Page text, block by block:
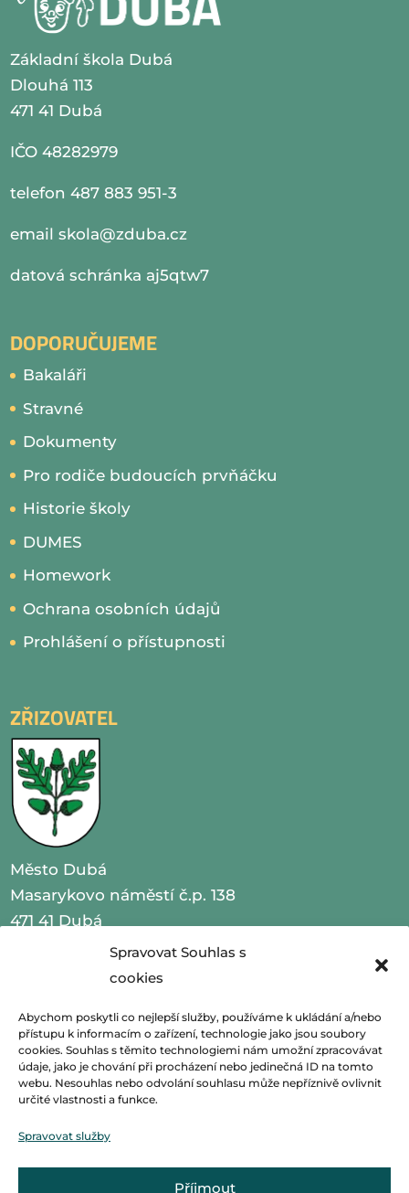
Spravovat Souhlas s
cookies
Abychom poskytli co nejlepší služby, používáme k ukládání a/nebo
přístupu k informacím o zařízení, technologie jako jsou soubory
cookies. Souhlas s těmito technologiemi nám umožní zpracovávat
údaje, jako je chování při procházení nebo jedinečná ID na tomto
webu. Nesouhlas nebo odvolání souhlasu může nepříznivě ovlivnit
určité vlastnosti a funkce.
Spravovat služby
Příjmout
Základní škola Dubá
Dlouhá 113
471 41 Dubá
IČO 48282979
telefon 487 883 951-3
emailskola@zduba.cz
datová schránka aj5qtw7
DOPORUČUJEME
Bakaláři
Stravné
Dokumenty
Pro rodiče budoucích prvňáčku
Historie školy
DUMES
Homework
Ochrana osobních údajů
Prohlášení o přístupnosti
ZŘIZOVATEL
Město Dubá
Masarykovo náměstí č.p. 138
471 41 Dubá
IČO 00260479
emailpodatelna@mestoduba.cz
webhttp://www.mestoduba.cz